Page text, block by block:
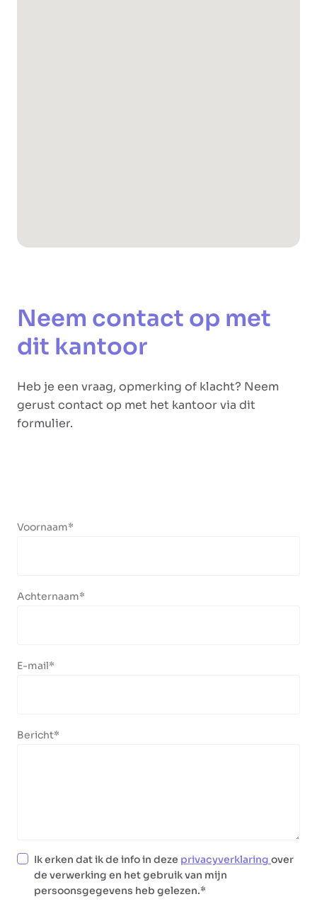
Neem contact op met
dit kantoor
Heb je een vraag, opmerking of klacht? Neem
gerust contact op met het kantoor via dit
formulier.
Voornaam
Achternaam
E-mail
Bericht
Ik erken dat ik de info in deze privacyverklaring over
de verwerking en het gebruik van mijn
persoonsgegevens heb gelezen.